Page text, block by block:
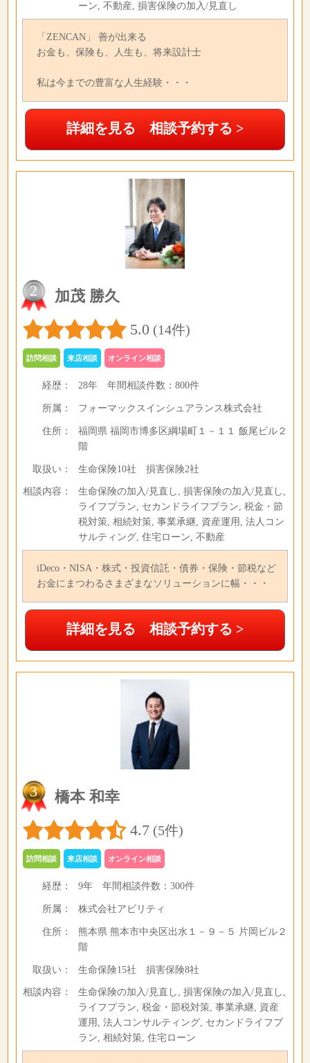
ーン, 不動産, 損害保険の加入/見直し
「ZENCAN」 善が出来る
お金も、保険も、人生も、将来設計士
私は今までの豊富な人生経験・・・
詳細を見る 相談予約する >
2
加茂 勝久
5.0 (14件)
訪問相談 来店相談 オンライン相談
経歴： 28年年間相談件数： 800件
所属： フォーマックスインシュアランス株式会社
住所：
福岡県 福岡市博多区綱場町１－１１ 飯尾ビル２
階
取扱い： 生命保険10社 損害保険2社
相談内容：
生命保険の加入/見直し, 損害保険の加入/見直し,
ライフプラン, セカンドライフプラン, 税金・節
税対策, 相続対策, 事業承継, 資産運用, 法人コン
サルティング, 住宅ローン, 不動産
iDeco・NISA・株式・投資信託・債券・保険・節税など
お金にまつわるさまざまなソリューションに幅・・・
詳細を見る 相談予約する >
3
橋本 和幸
4.7 (5件)
訪問相談 来店相談 オンライン相談
経歴： 9年年間相談件数： 300件
所属： 株式会社アビリティ
住所：
熊本県 熊本市中央区出水１－９－５ 片岡ビル２
階
取扱い： 生命保険15社 損害保険8社
相談内容：
生命保険の加入/見直し, 損害保険の加入/見直し,
ライフプラン, 税金・節税対策, 事業承継, 資産
運用, 法人コンサルティング, セカンドライフプ
ラン, 相続対策, 住宅ローン